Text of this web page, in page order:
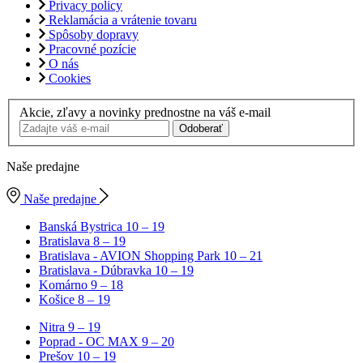
Privacy policy
Reklamácia a vrátenie tovaru
Spôsoby dopravy
Pracovné pozície
O nás
Cookies
Akcie, zľavy a novinky prednostne na váš e-mail
Odoberať
Naše predajne
Naše predajne
Banská Bystrica 10 – 19
Bratislava 8 – 19
Bratislava - AVION Shopping Park 10 – 21
Bratislava - Dúbravka 10 – 19
Komárno 9 – 18
Košice 8 – 19
Nitra 9 – 19
Poprad - OC MAX 9 – 20
Prešov 10 – 19